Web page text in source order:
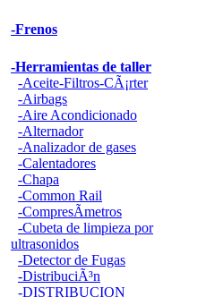
-Frenos
-Herramientas de taller
-Aceite-Filtros-CÃ¡rter
-Airbags
-Aire Acondicionado
-Alternador
-Analizador de gases
-Calentadores
-Chapa
-Common Rail
-CompresÃ­metros
-Cubeta de limpieza por
ultrasonidos
-Detector de Fugas
-DistribuciÃ³n
-DISTRIBUCION